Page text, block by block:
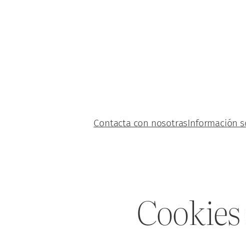
Contacta con nosotrasInformación